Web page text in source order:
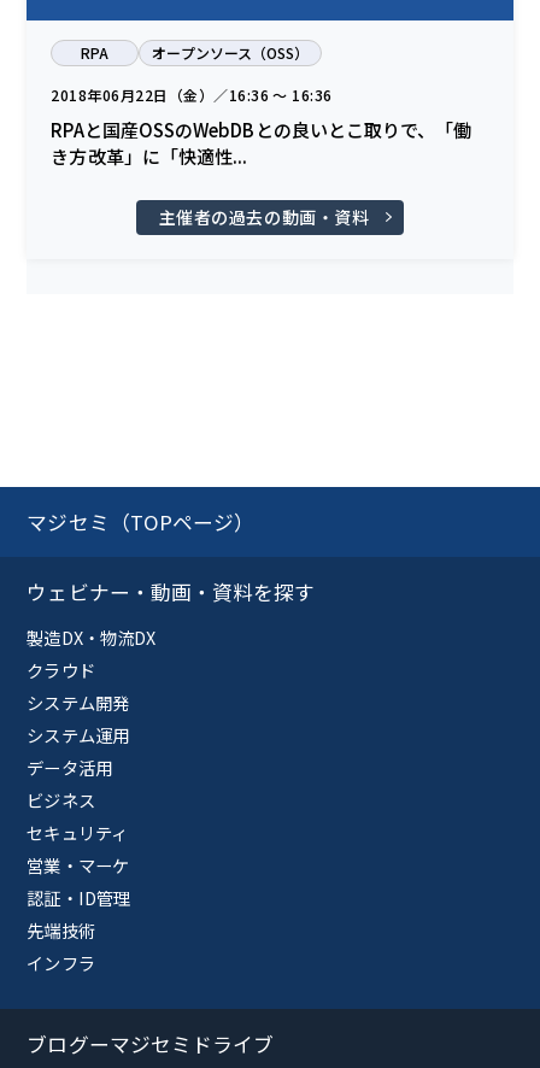
RPA オープンソース（OSS）
2018年06月22日（金）／16:36 〜 16:36
RPAと国産OSSのWebDBとの良いとこ取りで、「働
き方改革」に「快適性...
主催者の過去の動画・資料
マジセミ（TOPページ）
ウェビナー・動画・資料を探す
製造DX・物流DX
クラウド
システム開発
システム運用
データ活用
ビジネス
セキュリティ
営業・マーケ
認証・ID管理
先端技術
インフラ
ブログーマジセミドライブ